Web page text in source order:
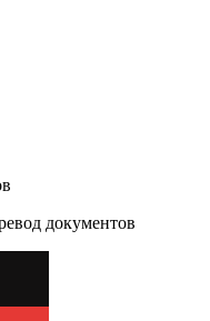
документов